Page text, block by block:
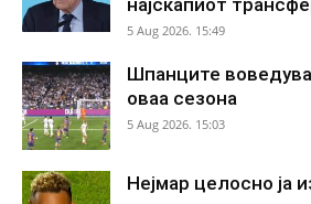
5 Aug 2026. 15:49
Шпанците
оваа сезона
5 Aug 2026. 15:03
Нејмар целосно ја